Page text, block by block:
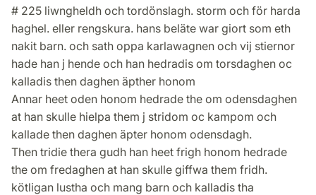
# 225 liwngheldh och tordönslagh. storm och för harda
haghel. eller rengskura. hans beläte war giort som eth
nakit barn. och sath oppa karlawagnen och vij stiernor
hade han j hende och han hedradis om torsdaghen oc
kalladis then daghen äpther honom
Annar heet oden honom hedrade the om odensdaghen
at han skulle hielpa them j stridom oc kampom och
kallade then daghen äpter honom odensdagh.
Then tridie thera gudh han heet frigh honom hedrade
the om fredaghen at han skulle giffwa them fridh.
kötligan lustha och mang barn och kalladis tha